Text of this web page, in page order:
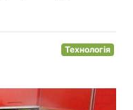
Технологія